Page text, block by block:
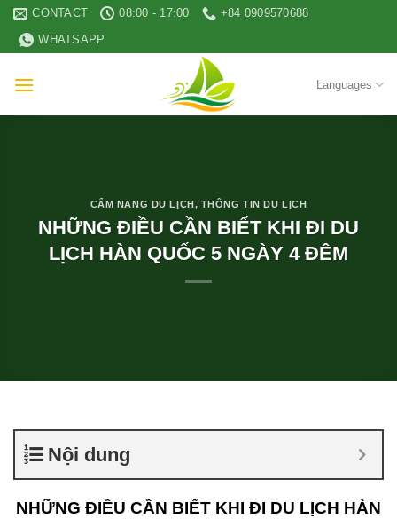
Skip
content
CONTACT 08:00 - 17:00
+84 0909570688
WHATSAPP
Languages
CẨM NANG DU LỊCH , THÔNG TIN DU LỊCH
NHỮNG ĐIỀU CẦN BIẾT KHI ĐI DU
LỊCH HÀN QUỐC 5 NGÀY 4 ĐÊM
Nội dung
NHỮNG ĐIỀU CẦN BIẾT KHI ĐI DU LỊCH HÀN